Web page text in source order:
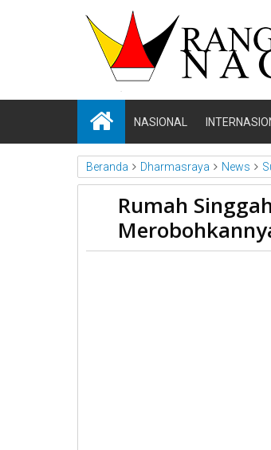
NASIONAL
Beranda Dharmasraya News
Rumah